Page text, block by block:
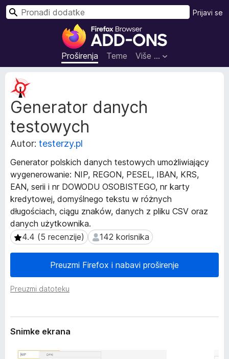
D
o
d
a
z
a
g
l
e
d
n
k
F
i
r
Proširenja Teme Više …
Prijavi se
T
Generator danych
testowych
Autor: testerzy.pl
Generator polskich danych testowych umożliwiający
wygenerowanie: NIP, REGON, PESEL, IBAN, KRS,
EAN, serii i nr DOWODU OSOBISTEGO, nr karty
kredytowej, domyślnego tekstu w różnych
długościach, ciągu znaków, danych z pliku CSV oraz
danych użytkownika.
4.4 (5 recenzije)
4.4 (5 recenzije) 142 korisnika
142 korisnika
Preuzmi Firefox i nabavi proširenje
Preuzmi datoteku
M
e
t
a
p
o
d
a
c
i
p
r
o
š
i
r
e
j
a
Snimke ekrana